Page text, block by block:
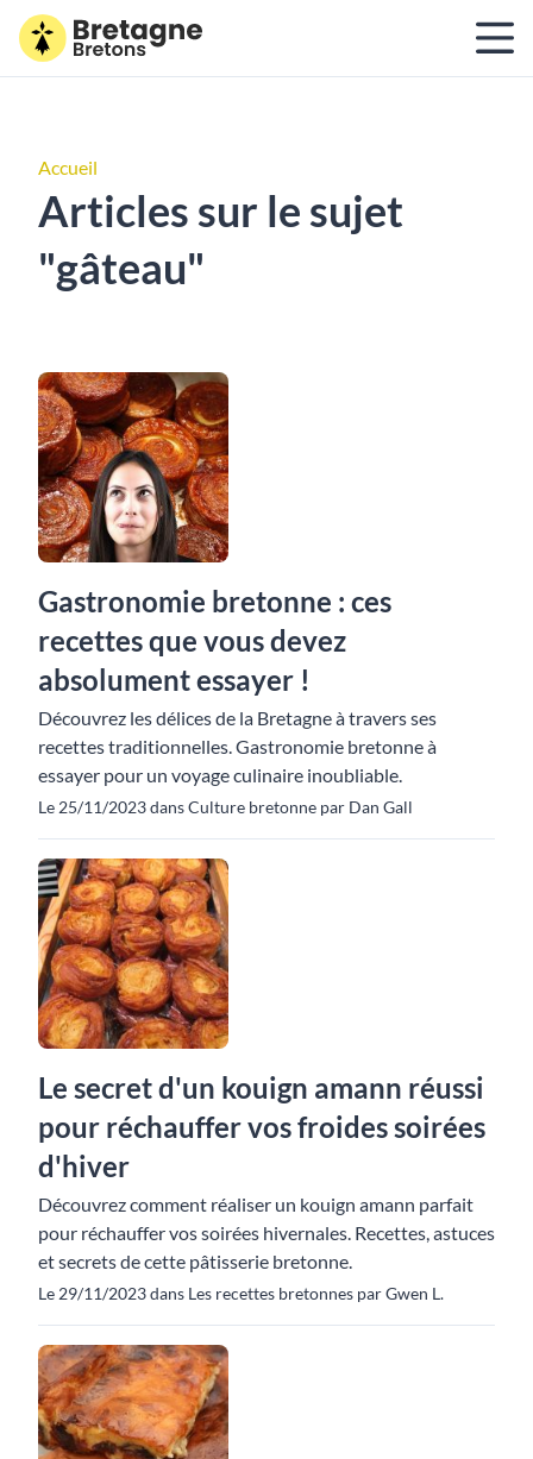
Accueil
Articles sur le sujet
"gâteau"
Gastronomie bretonne : ces
recettes que vous devez
absolument essayer !
Découvrez les délices de la Bretagne à travers ses
recettes traditionnelles. Gastronomie bretonne à
essayer pour un voyage culinaire inoubliable.
Le 25/11/2023 dans Culture bretonne par Dan Gall
Le secret d'un kouign amann réussi
pour réchauffer vos froides soirées
d'hiver
Découvrez comment réaliser un kouign amann parfait
pour réchauffer vos soirées hivernales. Recettes, astuces
et secrets de cette pâtisserie bretonne.
Le 29/11/2023 dans Les recettes bretonnes par Gwen L.